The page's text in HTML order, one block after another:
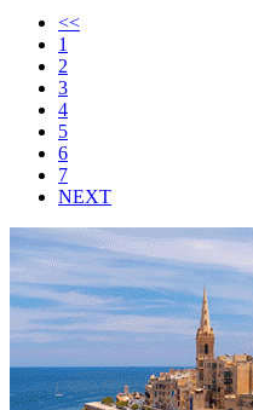
<<
1
2
3
4
5
6
7
NEXT